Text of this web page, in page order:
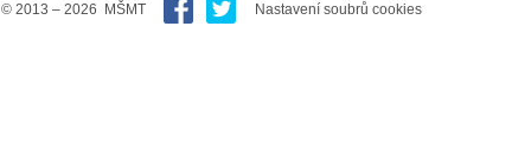
© 2013 – 2026 MŠMT Nastavení soubrů cookies